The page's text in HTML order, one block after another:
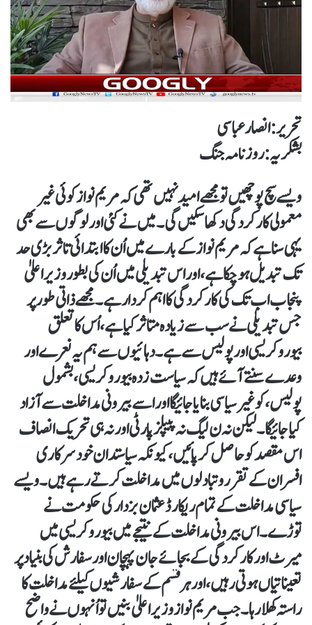
تحریر: انصار عباسی
بشکریہ: روزنامہ جنگ
ویسے سچ پوچھیں تو مجھے امید نہیں تھی کہ مریم نواز کوئی غیر
معمولی کارکردگی دکھا سکیں گی۔ میں نے کئی اور لوگوں سے بھی
یہی سنا ہے کہ مریم نواز کے بارے میں اُن کا ابتدائی تاثر بڑی حد
تک تبدیل ہو چکا ہے، اور اس تبدیلی میں اُن کی بطور وزیراعلیٰ
پنجاب اب تک کی کارکردگی کا اہم کردار ہے۔مجھے ذاتی طور پر
جس تبدیلی نے سب سے زیادہ متاثر کیا ہے، اُس کا تعلق
بیوروکریسی اور پولیس سے ہے۔ دہائیوں سے ہم یہ نعرے اور
وعدے سنتے آئے ہیں کہ سیاست زدہ بیوروکریسی، بشمول
پولیس، کو غیر سیاسی بنایا جائیگااور اسے بیرونی مداخلت سے آزاد
کیا جائیگا۔ لیکن نہ ن لیگ نہ پیپلز پارٹی اور نہ ہی تحریک انصاف
اس مقصد کو حاصل کر پائیں، کیونکہ سیاستدان خود سرکاری
افسران کے تقرر و تبادلوں میں مداخلت کرتے رہے ہیں۔ ویسے
سیاسی مداخلت کے تمام ریکارڈ عثمان بزدار کی حکومت نے
توڑے۔ اس بیرونی مداخلت کے نتیجے میں بیوروکریسی میں
میرٹ اور کارکردگی کے بجائے جان پہچان اور سفارش کی بنیاد پر
تعیناتیاں ہوتی رہیں، اور ہر قسم کے سفارشیوں کیلئےمداخلت کا
راستہ کھلا رہا۔ جب مریم نواز وزیراعلیٰ بنیں تو اُنہوں نے واضح